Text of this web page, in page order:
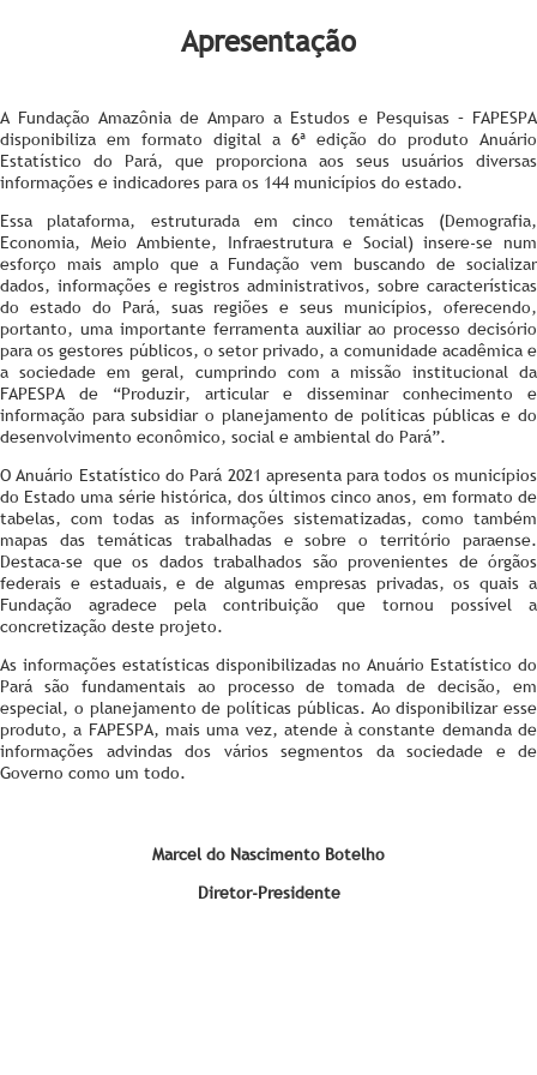
Apresentação
A Fundação Amazônia de Amparo a Estudos e Pesquisas – FAPESPA
disponibiliza em formato digital a 6ª edição do produto Anuário
Estatístico do Pará, que proporciona aos seus usuários diversas
informações e indicadores para os 144 municípios do estado.
Essa plataforma, estruturada em cinco temáticas (Demografia,
Economia, Meio Ambiente, Infraestrutura e Social) insere-se num
esforço mais amplo que a Fundação vem buscando de socializar
dados, informações e registros administrativos, sobre características
do estado do Pará, suas regiões e seus municípios, oferecendo,
portanto, uma importante ferramenta auxiliar ao processo decisório
para os gestores públicos, o setor privado, a comunidade acadêmica e
a sociedade em geral, cumprindo com a missão institucional da
FAPESPA de “Produzir, articular e disseminar conhecimento e
informação para subsidiar o planejamento de políticas públicas e do
desenvolvimento econômico, social e ambiental do Pará”.
O Anuário Estatístico do Pará 2021 apresenta para todos os municípios
do Estado uma série histórica, dos últimos cinco anos, em formato de
tabelas, com todas as informações sistematizadas, como também
mapas das temáticas trabalhadas e sobre o território paraense.
Destaca-se que os dados trabalhados são provenientes de órgãos
federais e estaduais, e de algumas empresas privadas, os quais a
Fundação agradece pela contribuição que tornou possível a
concretização deste projeto.
As informações estatísticas disponibilizadas no Anuário Estatístico do
Pará são fundamentais ao processo de tomada de decisão, em
especial, o planejamento de políticas públicas. Ao disponibilizar esse
produto, a FAPESPA, mais uma vez, atende à constante demanda de
informações advindas dos vários segmentos da sociedade e de
Governo como um todo.
Marcel do Nascimento Botelho
Diretor-Presidente